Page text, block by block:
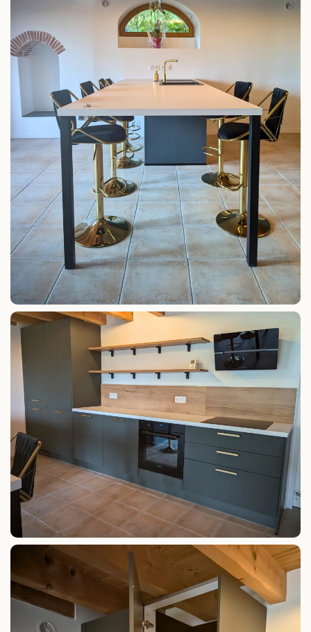
touche énormément ! Nous avons travaillé main
dans la main, et grâce à votre confiance sans
faille et à votre gentillesse, nos entreprises et
nous même avons pu être rapides et efficaces.
Nous espérons avoir la chance de pouvoir
retravailler avec vous et pour vous à l'avenir. Nous
vous souhaitons de pouvoir vous épanouir en
famille, vous sentir bien chez vous et être heureux
! Merci du fond du cœur !